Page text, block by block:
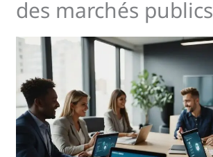
des marchés publics